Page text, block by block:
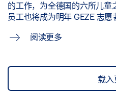
的工作，为全德国的六所儿童
员工也将成为明年 GEZE 志愿
阅读更多
载入